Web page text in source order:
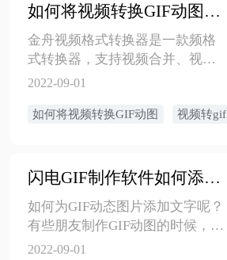
如何将视频转换GIF动图格式
金舟视频格式转换器是一款频格
式转换器，支持视频合并、视频
格式转换、视频转成GIF等功能，
提高工作效率的好帮手。
2022-09-01
如何将视频转换GIF动图 视频转gif
闪电GIF制作软件如何添加竖向的文字
如何为GIF动态图片添加文字呢？
有些朋友制作GIF动图的时候，肯
定会遇到这个问题。然而，添加
2022-09-01